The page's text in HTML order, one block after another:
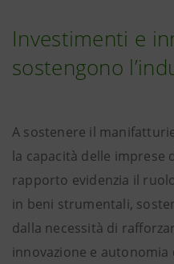
Investimenti e
sostengono
A sostenere il
la capacità delle imprese
rapporto evidenzia il
in beni strumentali,
dalla necessità di
innovazione e autonomia